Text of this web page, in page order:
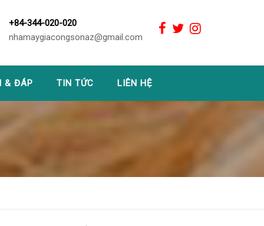
+84-344-020-020
nhamaygiacongsonaz@gmail.com
& ĐÁP TIN TỨC LIÊN HỆ